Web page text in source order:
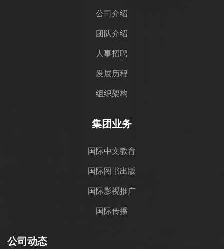
公司介绍
团队介绍
人事招聘
发展历程
组织架构
集团业务
国际中文教育
国际图书出版
国际影视推广
国际传播
公司动态